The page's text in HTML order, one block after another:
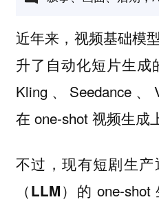
近年来，视频基础模
升了自动化短片生成
Kling、Seedance
在 one-shot 视频生成
不过，现有短剧生产
（LLM） 的 one-